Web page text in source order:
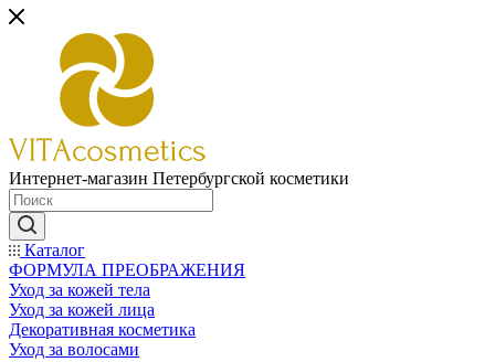
Интернет-магазин Петербургской косметики
Каталог
ФОРМУЛА ПРЕОБРАЖЕНИЯ
Уход за кожей тела
Уход за кожей лица
Декоративная косметика
Уход за волосами